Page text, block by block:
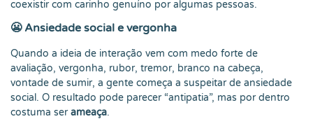
coexistir com carinho genuíno por algumas pessoas.
😬 Ansiedade social e vergonha
Quando a ideia de interação vem com medo forte de
avaliação, vergonha, rubor, tremor, branco na cabeça,
vontade de sumir, a gente começa a suspeitar de ansiedade
social. O resultado pode parecer “antipatia”, mas por dentro
costuma serameaça.